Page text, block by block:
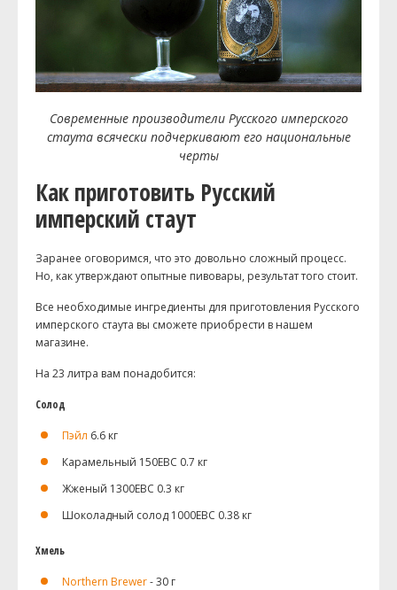
Современные производители Русского имперского
стаута всячески подчеркивают его национальные
черты
Как приготовить Русский
имперский стаут
Заранее оговоримся, что это довольно сложный процесс.
Но, как утверждают опытные пивовары, результат того стоит.
Все необходимые ингредиенты для приготовления Русского
имперского стаута вы сможете приобрести в нашем
магазине.
На 23 литра вам понадобится:
Солод
Пэйл 6.6 кг
Карамельный 150EBC 0.7 кг
Жженый 1300EBC 0.3 кг
Шоколадный солод 1000EBC 0.38 кг
Хмель
Northern Brewer- 30 г